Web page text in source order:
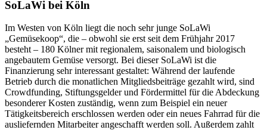
SoLaWi bei Köln
Im Westen von Köln liegt die noch sehr junge SoLaWi
„Gemüsekoop“, die – obwohl sie erst seit dem Frühjahr 2017
besteht – 180 Kölner mit regionalem, saisonalem und biologisch
angebautem Gemüse versorgt. Bei dieser SoLaWi ist die
Finanzierung sehr interessant gestaltet: Während der laufende
Betrieb durch die monatlichen Mitgliedsbeiträge gezahlt wird, sind
Crowdfunding, Stiftungsgelder und Fördermittel für die Abdeckung
besonderer Kosten zuständig, wenn zum Beispiel ein neuer
Tätigkeitsbereich erschlossen werden oder ein neues Fahrrad für die
ausliefernden Mitarbeiter angeschafft werden soll. Außerdem zahlt